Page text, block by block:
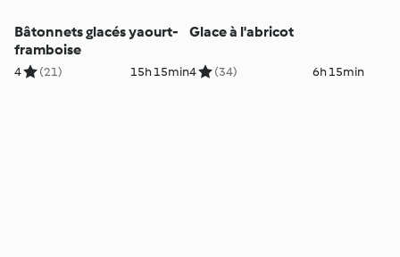
Bâtonnets glacés yaourt-
framboise
4 (21) 15h 15min
Glace à l'abricot
4 (34) 6h 15min